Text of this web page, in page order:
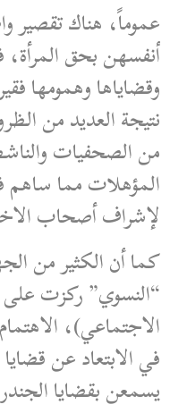
عموماً، هناك تقصير
أنفسهن بحق المرأة،
وقضاياها وهمومها
نتيجة العديد من
من الصحفيات
المؤهلات مما ساهم
لإشراف أصحاب
كما أن الكثير من
“النسوي” ركزت على
الاجتماعي)،
في الابتعاد عن قضايا
يسمعن بقضايا الجندر.